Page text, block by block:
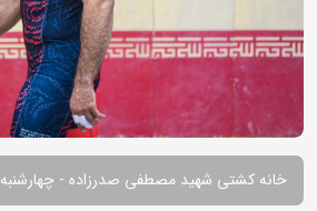
خانه کشتی شهید مصطفی صدرزاده - چهارشنبه 21 آبان ماه